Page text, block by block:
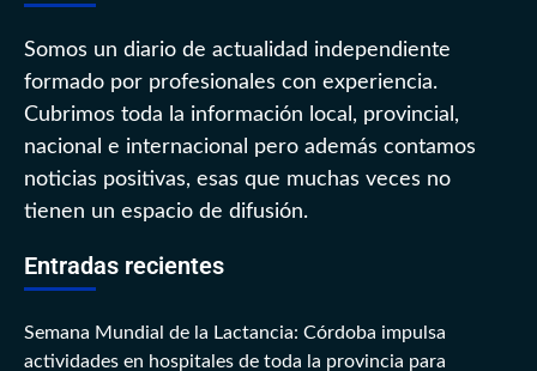
Somos un diario de actualidad independiente
formado por profesionales con experiencia.
Cubrimos toda la información local, provincial,
nacional e internacional pero además contamos
noticias positivas, esas que muchas veces no
tienen un espacio de difusión.
Entradas recientes
Semana Mundial de la Lactancia: Córdoba impulsa
actividades en hospitales de toda la provincia para